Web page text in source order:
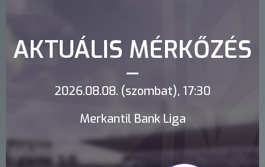
AKTUÁLIS MÉRKŐZÉS
2026.08.08. (szombat), 17:30
Merkantil Bank Liga